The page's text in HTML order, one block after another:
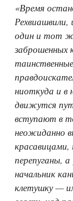
«Время
один и тот
заброшенных
ниоткуда и в
движутся
вступают в
неожиданно
перепуганы,
начальник
клетушку —